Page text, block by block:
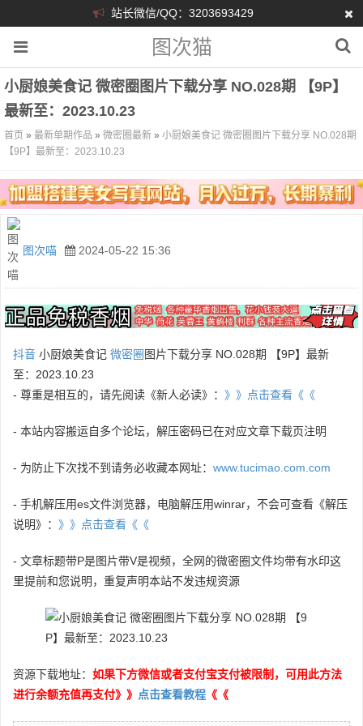
站长微信/QQ：3203693429
图次猫
小厨娘美食记 微密圈图片下载分享 NO.028期 【9P】
最新至：2023.10.23
首页 » 最新单期作品 » 微密圈最新 » 小厨娘美食记 微密圈图片下载分享 NO.028期
【9P】最新至：2023.10.23
图次喵 2024-05-22 15:36
抖音 小厨娘美食记 微密圈 图片下载分享 NO.028期 【9P】最新
至：2023.10.23
- 尊重是相互的，请先阅读《新人必读》： 》》点击查看《《
- 本站内容搬运自多个论坛，解压密码已在对应文章下载页注明
- 为防止下次找不到请务必收藏本网址： www.tucimao.com.com
- 手机解压用es文件浏览器，电脑解压用winrar，不会可查看《解压
说明》： 》》点击查看《《
- 文章标题带P是图片带V是视频，全网的微密圈文件均带有水印这
里提前和您说明，重复声明本站不发违规资源
资源下载地址： 如果下方微信或者支付宝支付被限制，可用此方法
进行余额充值再支付》》 点击查看教程 《《